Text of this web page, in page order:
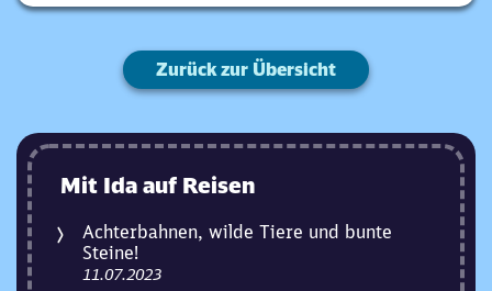
Zurück zur Übersicht
Mit Ida auf Reisen
Achterbahnen, wilde Tiere und bunte
Steine!
11.07.2023